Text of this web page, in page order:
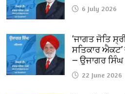
6 July 2026
‘ਜਾਗਤ ਜੋਤਿ
ਸਤਿਕਾਰ ਐਕਟ’
— ਉਜਾਗਰ ਸਿੰਘ
22 June 2026